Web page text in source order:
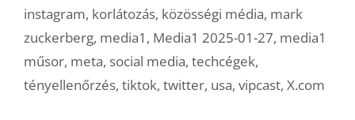
instagram, korlátozás, közösségi média, mark
zuckerberg, media1 , Media1 2025-01-27, media1
műsor, meta, social media, techcégek,
tényellenőrzés, tiktok, twitter, usa, vipcast, X.com